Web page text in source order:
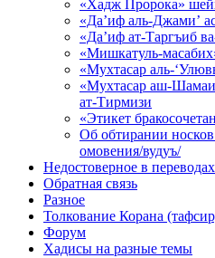
«Хадж Пророка»
«Да’иф аль-Джами’
«Да’иф ат-Таргъиб
«Мишкатуль-
«Мухтасар аль-
«Мухтасар аш-
ат-Тирмизи
«Этикет
Об обтирании
омовения/вудуъ/
Недостоверное в переводах
Обратная связь
Разное
Толкование Корана
Форум
Хадисы на разные темы